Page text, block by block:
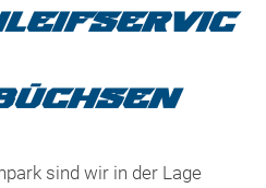
sind wir in der Lage